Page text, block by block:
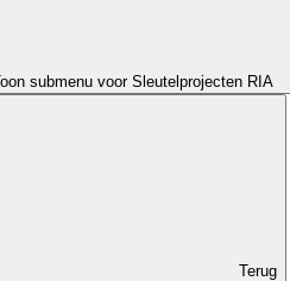
submenu voor Sleutelprojecten RIA
Terug